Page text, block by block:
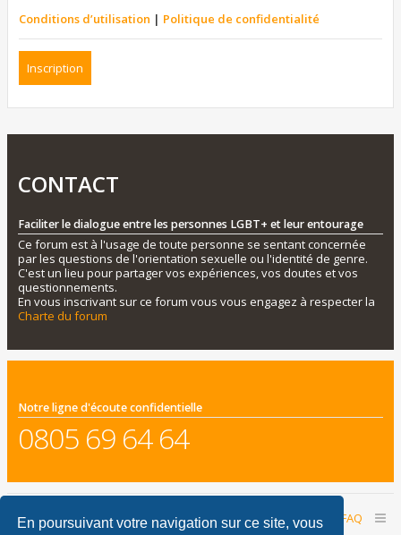
En poursuivant votre navigation sur ce site, vous
Conditions d’utilisation | Politique de confidentialité
Inscription
CONTACT
Faciliter le dialogue entre les personnes LGBT+ et leur entourage
Ce forum est à l'usage de toute personne se sentant concernée
par les questions de l'orientation sexuelle ou l'identité de genre.
C'est un lieu pour partager vos expériences, vos doutes et vos
questionnements.
En vous inscrivant sur ce forum vous vous engagez à respecter la
Charte du forum
Notre ligne d'écoute confidentielle
0805 69 64 64
Accueil du forum FAQ
Nous contacter